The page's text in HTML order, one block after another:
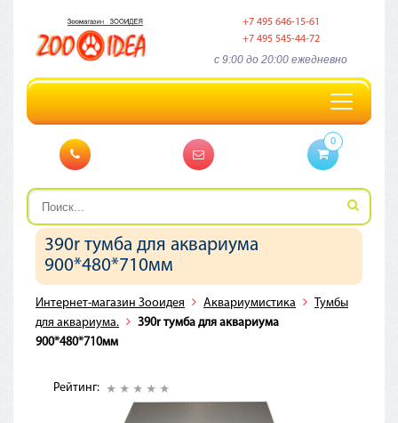
+7 495 646-15-61
+7 495 545-44-72
c 9:00 до 20:00 ежедневно
Toggle
navigation
0
390r тумба для аквариума
900*480*710мм
Интернет-магазин Зооидея Аквариумистика
Тумбы
для аквариума.
390r тумба для аквариума
900*480*710мм
Рейтинг: